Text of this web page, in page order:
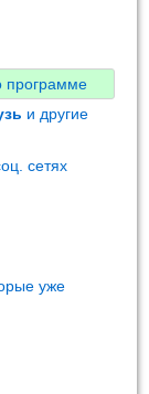
программе
и другие
сетях
уже